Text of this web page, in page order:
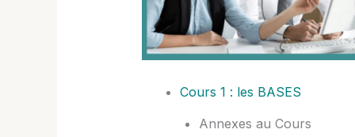
Cours 1 : les BASES
Annexes au Cours